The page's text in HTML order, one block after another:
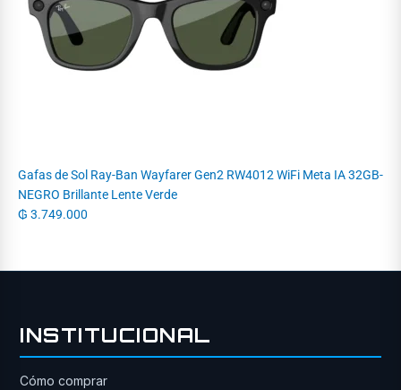
Gafas de Sol Ray-Ban Wayfarer Gen2 RW4012 WiFi Meta IA 32GB-
NEGRO Brillante Lente Verde
₲ 3.749.000
INSTITUCIONAL
Cómo comprar